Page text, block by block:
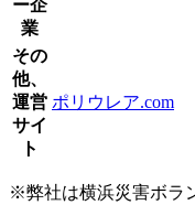
ー企
業
その
他、
運営
サイ
ト
ポリウレア.com
※弊社は横浜災害ボラ